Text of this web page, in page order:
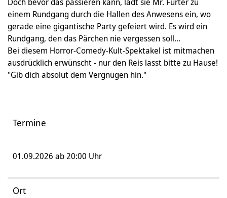
einem Rundgang durch die Hallen des Anwesens ein, wo
gerade eine gigantische Party gefeiert wird. Es wird ein
Rundgang, den das Pärchen nie vergessen soll...
Bei diesem Horror-Comedy-Kult-Spektakel ist mitmachen
ausdrücklich erwünscht - nur den Reis lasst bitte zu Hause!
"Gib dich absolut dem Vergnügen hin."
Termine
01.09.2026 ab 20:00 Uhr
Ort